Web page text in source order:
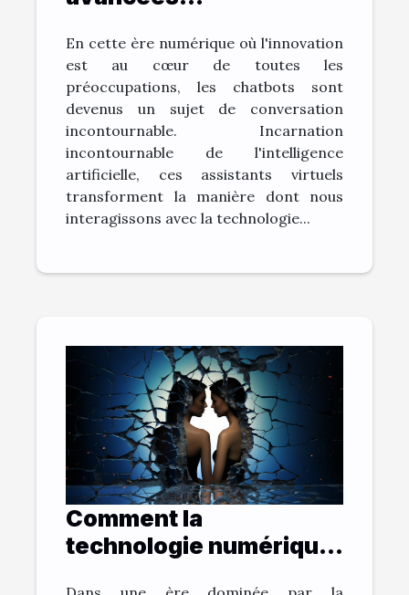
L'évolution des
chatbots
En cette ère numérique où l'innovation
est au cœur de toutes les
préoccupations, les chatbots sont
devenus un sujet de conversation
incontournable. Incarnation
incontournable de l'intelligence
artificielle, ces assistants virtuels
transforment la manière dont nous
interagissons avec la technologie...
Comment la
technologie numérique